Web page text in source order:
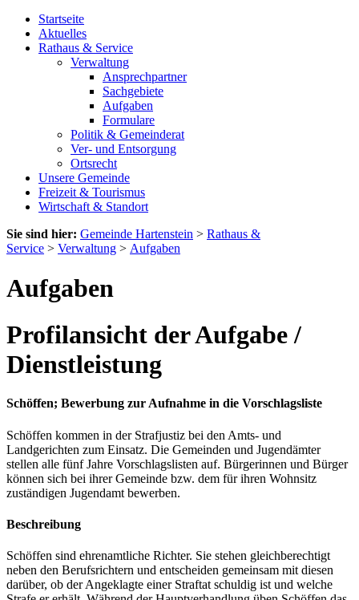
Startseite
Aktuelles
Rathaus & Service
Verwaltung
Ansprechpartner
Sachgebiete
Aufgaben
Formulare
Politik & Gemeinderat
Ver- und Entsorgung
Ortsrecht
Unsere Gemeinde
Freizeit & Tourismus
Wirtschaft & Standort
Sie sind hier: Gemeinde Hartenstein > Rathaus &
Service > Verwaltung > Aufgaben
Aufgaben
Profilansicht der Aufgabe /
Dienstleistung
Schöffen; Bewerbung zur Aufnahme in die Vorschlagsliste
Schöffen kommen in der Strafjustiz bei den Amts- und
Landgerichten zum Einsatz. Die Gemeinden und Jugendämter
stellen alle fünf Jahre Vorschlagslisten auf. Bürgerinnen und Bürger
können sich bei ihrer Gemeinde bzw. dem für ihren Wohnsitz
zuständigen Jugendamt bewerben.
Beschreibung
Schöffen sind ehrenamtliche Richter. Sie stehen gleichberechtigt
neben den Berufsrichtern und entscheiden gemeinsam mit diesen
darüber, ob der Angeklagte einer Straftat schuldig ist und welche